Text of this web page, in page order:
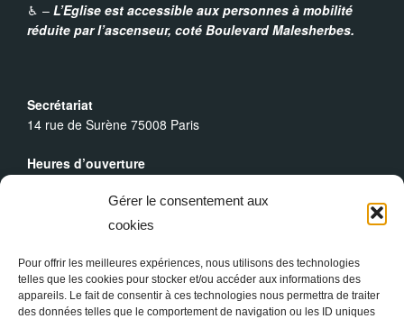
Gérer le consentement aux
cookies
Pour offrir les meilleures expériences, nous utilisons des technologies
telles que les cookies pour stocker et/ou accéder aux informations des
appareils. Le fait de consentir à ces technologies nous permettra de traiter
des données telles que le comportement de navigation ou les ID uniques
♿︎ – L’Eglise est accessible aux personnes à mobilité
réduite par l’ascenseur, coté Boulevard Malesherbes.
Secrétariat
14 rue de Surène 75008 Paris
Heures d’ouverture
Messes Dominicales
Dimanche, messe à10h30et18h